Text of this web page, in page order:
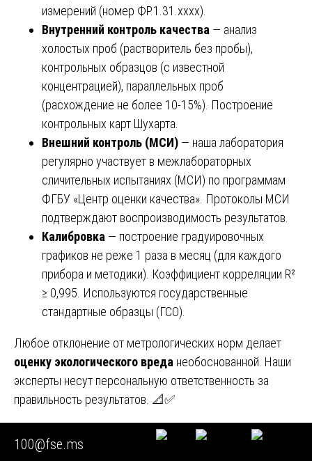
измерений (номер ФР.1.31.хххх).
Внутренний контроль качества — анализ
холостых проб (растворитель без пробы),
контрольных образцов (с известной
концентрацией), параллельных проб
(расхождение не более 10-15%). Построение
контрольных карт Шухарта.
Внешний контроль (МСИ) — наша лаборатория
регулярно участвует в межлабораторных
сличительных испытаниях (МСИ) по программам
ФГБУ «Центр оценки качества». Протоколы МСИ
подтверждают воспроизводимость результатов.
Калибровка — построение градуировочных
графиков не реже 1 раза в месяц (для каждого
прибора и методики). Коэффициент корреляции R²
≥ 0,995. Используются государственные
стандартные образцы (ГСО).
Любое отклонение от метрологических норм делает
оценку экологического вреда необоснованной. Наши
эксперты несут персональную ответственность за
правильность результатов. 📐✅
Раздел 14. Оформление лабораторных результатов
для оценки экологического вреда
100@fse.ms